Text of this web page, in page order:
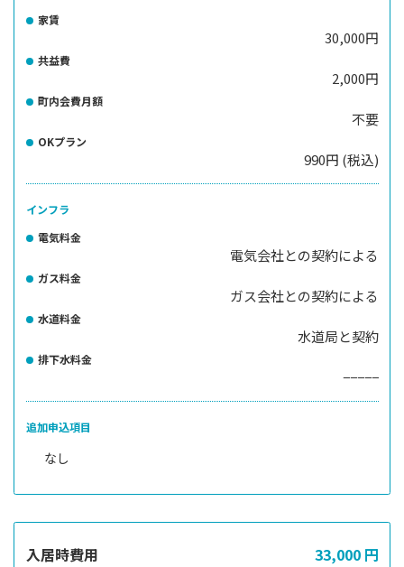
家賃
30,000円
共益費
2,000円
町内会費月額
不要
OKプラン
990円 (税込)
インフラ
電気料金
電気会社との契約による
ガス料金
ガス会社との契約による
水道料金
水道局と契約
排下水料金
−−−−−
追加申込項目
なし
入居時費用 33,000 円